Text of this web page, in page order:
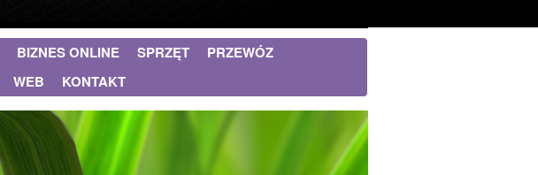
BIZNES ONLINE SPRZĘT
PRZEWÓZ
WEB KONTAKT